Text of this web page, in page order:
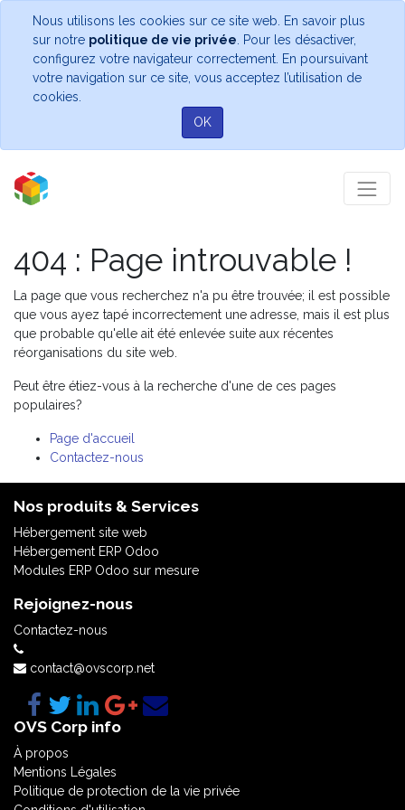
Nous utilisons les cookies sur ce site web. En savoir plus
sur notre politique de vie privée . Pour les désactiver,
configurez votre navigateur correctement. En poursuivant
votre navigation sur ce site, vous acceptez l’utilisation de
cookies.
OK
404 : Page introuvable !
La page que vous recherchez n'a pu être trouvée; il est possible
que vous ayez tapé incorrectement une adresse, mais il est plus
que probable qu'elle ait été enlevée suite aux récentes
réorganisations du site web.
Peut être étiez-vous à la recherche d'une de ces pages
populaires?
Page d'accueil
Contactez-nous
Nos produits & Services
Hébergement site web
Hébergement ERP Odoo
Modules ERP Odoo sur mesure
Rejoignez-nous
Contactez-nous
contact@ovscorp.net
OVS Corp info
À propos
Mentions Légales
Politique de protection de la vie privée